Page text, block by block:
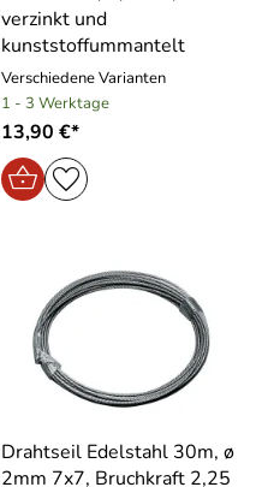
verzinkt und
kunststoffummantelt
Verschiedene Varianten
1 - 3 Werktage
13,90 €*
Drahtseil Edelstahl 30m, ø
2mm 7x7, Bruchkraft 2,25